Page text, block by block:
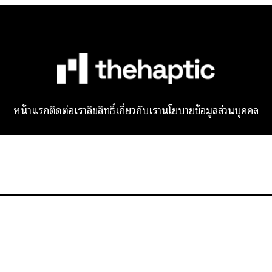
หน้าแรกติดต่อเราลิขสิทธิ์เกี่ยวกับเรานโยบายข้อมูลส่วนบุคคล